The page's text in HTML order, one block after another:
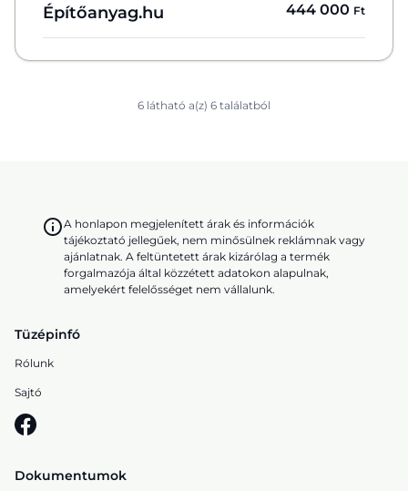
Építőanyag.hu 444 000 Ft
6 látható a(z) 6 találatból
A honlapon megjelenített árak és információk
tájékoztató jellegűek, nem minősülnek reklámnak vagy
ajánlatnak. A feltüntetett árak kizárólag a termék
forgalmazója által közzétett adatokon alapulnak,
amelyekért felelősséget nem vállalunk.
Tüzépinfó
Rólunk
Sajtó
Dokumentumok